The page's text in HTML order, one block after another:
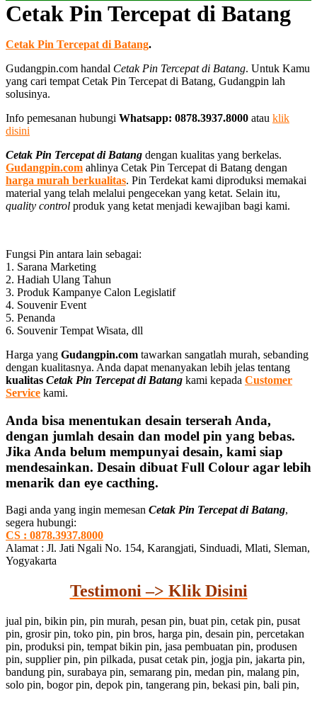
Cetak Pin Tercepat di Batang
Cetak Pin Tercepat di Batang.
Gudangpin.com handal Cetak Pin Tercepat di Batang. Untuk Kamu
yang cari tempat Cetak Pin Tercepat di Batang, Gudangpin lah
solusinya.
Info pemesanan hubungi Whatsapp: 0878.3937.8000 atau klik
disini
Cetak Pin Tercepat di Batang dengan kualitas yang berkelas.
Gudangpin.com ahlinya Cetak Pin Tercepat di Batang dengan
harga murah berkualitas. Pin Terdekat kami diproduksi memakai
material yang telah melalui pengecekan yang ketat. Selain itu,
quality control produk yang ketat menjadi kewajiban bagi kami.
Fungsi Pin antara lain sebagai:
1. Sarana Marketing
2. Hadiah Ulang Tahun
3. Produk Kampanye Calon Legislatif
4. Souvenir Event
5. Penanda
6. Souvenir Tempat Wisata, dll
Harga yang Gudangpin.com tawarkan sangatlah murah, sebanding
dengan kualitasnya. Anda dapat menanyakan lebih jelas tentang
kualitas Cetak Pin Tercepat di Batang kami kepada Customer
Service kami.
Anda bisa menentukan desain terserah Anda,
dengan jumlah desain dan model pin yang bebas.
Jika Anda belum mempunyai desain, kami siap
mendesainkan. Desain dibuat Full Colour agar lebih
menarik dan eye cacthing.
Bagi anda yang ingin memesan Cetak Pin Tercepat di Batang,
segera hubungi:
CS : 0878.3937.8000
Alamat : Jl. Jati Ngali No. 154, Karangjati, Sinduadi, Mlati, Sleman,
Yogyakarta
Testimoni –> Klik Disini
jual pin, bikin pin, pin murah, pesan pin, buat pin, cetak pin, pusat
pin, grosir pin, toko pin, pin bros, harga pin, desain pin, percetakan
pin, produksi pin, tempat bikin pin, jasa pembuatan pin, produsen
pin, supplier pin, pin pilkada, pusat cetak pin, jogja pin, jakarta pin,
bandung pin, surabaya pin, semarang pin, medan pin, malang pin,
solo pin, bogor pin, depok pin, tangerang pin, bekasi pin, bali pin,